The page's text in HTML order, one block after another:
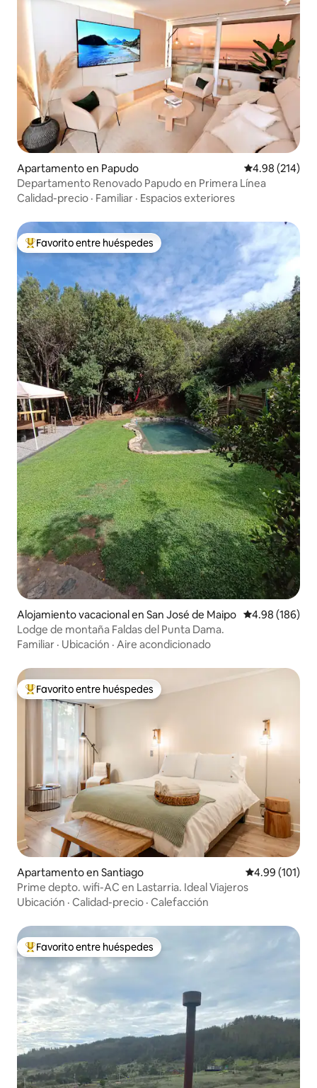
Apartamento en Papudo Calificación
4.98 (214)
Departamento Renovado Papudo en Primera Línea
Calidad-precio · Familiar · Espacios exteriores
Favorito entre huéspedes preferido
Favorito entre huéspedes
Alojamiento vacacional en San José de Maipo Calificación
4.98 (186)
Lodge de montaña Faldas del Punta Dama.
Familiar · Ubicación · Aire acondicionado
Favorito entre huéspedes preferido
Favorito entre huéspedes
Apartamento en Santiago Calificación
4.99 (101)
Prime depto. wifi-AC en Lastarria. Ideal Viajeros
Ubicación · Calidad-precio · Calefacción
Favorito entre huéspedes preferido
Favorito entre huéspedes